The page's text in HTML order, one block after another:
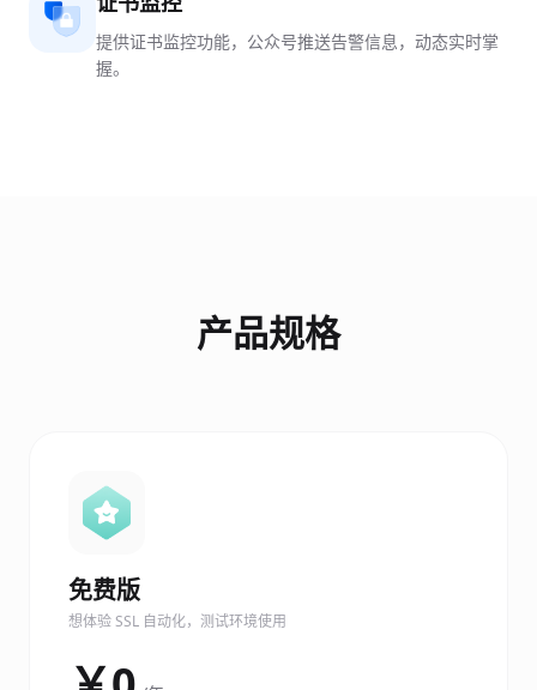
提供证书监控功能，公众号推送告警信息，动态实时掌
握。
产品规格
免费版
想体验 SSL 自动化，测试环境使用